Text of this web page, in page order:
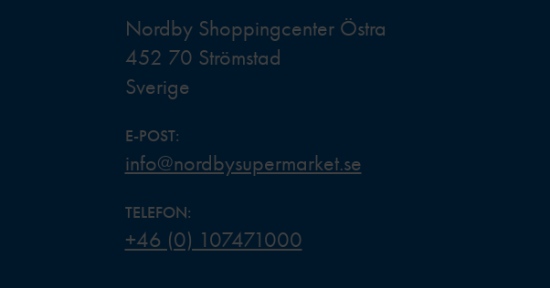
Nordby Shoppingcenter Östra
452 70 Strömstad
Sverige
E-POST:
info@nordbysupermarket.se
TELEFON:
+46 (0) 107471000